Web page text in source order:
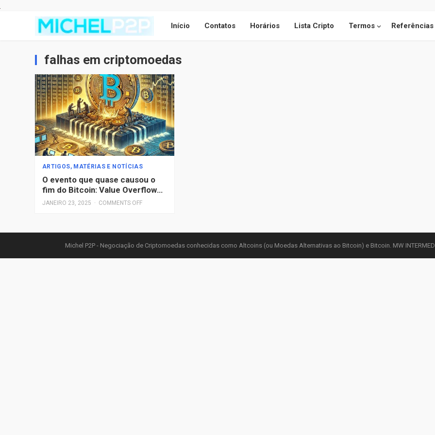
Início Contatos Horários Lista Cripto Termos Referências
falhas em criptomoedas
ARTIGOS, MATÉRIAS E NOTÍCIAS
O evento que quase causou o
fim do Bitcoin: Value Overflow
Incident, o que aconteceu?
JANEIRO 23, 2025 · COMMENTS OFF
Michel P2P - Negociação de Criptomoedas conhecidas como Altcoins (ou Moedas Alternativas ao Bitcoin) e Bitcoin. MW